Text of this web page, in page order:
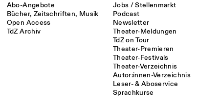
Abo-Angebote
Bücher, Zeitschriften, Musik
Open Access
TdZ Archiv
Jobs / Stellenmarkt
Podcast
Newsletter
Theater-Meldungen
TdZ on Tour
Theater-Premieren
Theater-Festivals
Theater-Verzeichnis
Autor:innen-Verzeichnis
Leser- & Aboservice
Sprachkurse